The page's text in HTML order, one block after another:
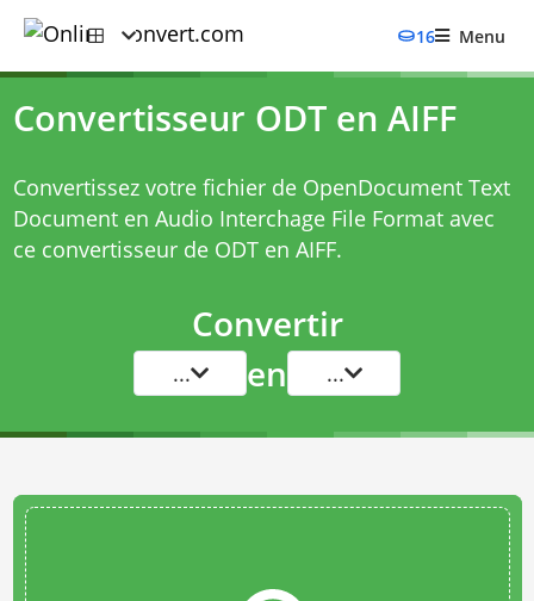
16 Menu
Convertisseur ODT en AIFF
Convertissez votre fichier de OpenDocument Text
Document en Audio Interchage File Format avec
ce convertisseur de ODT en AIFF.
Convertir
... en ...